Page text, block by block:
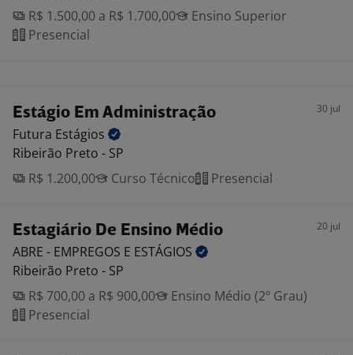
R$ 1.500,00 a R$ 1.700,00
Ensino Superior
Presencial
Estágio Em Administração 30 jul
Futura Estágios
Ribeirão Preto - SP
R$ 1.200,00
Curso Técnico Presencial
Estagiário De Ensino Médio 20 jul
ABRE - EMPREGOS E ESTÁGIOS
Ribeirão Preto - SP
R$ 700,00 a R$ 900,00
Ensino Médio (2º Grau)
Presencial